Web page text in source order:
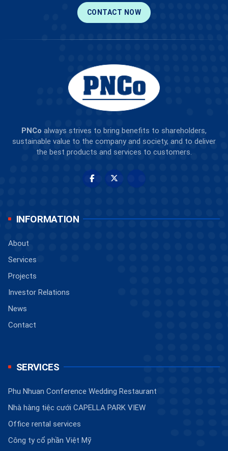
CONTACT NOW
PNCo always strives to bring benefits to shareholders,
sustainable value to the company and society, and to deliver
the best products and services to customers.
INFORMATION
About
Services
Projects
Investor Relations
News
Contact
SERVICES
Phu Nhuan Conference Wedding Restaurant
Nhà hàng tiệc cưới CAPELLA PARK VIEW
Office rental services
Công ty cổ phần Việt Mỹ